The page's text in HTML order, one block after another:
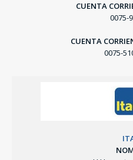
CUENTA
0075-
CUENTA
0075-